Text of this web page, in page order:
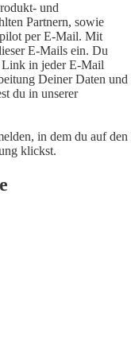
und
Partnern, sowie
per E-Mail. Mit
E-Mails ein. Du
Link in jeder E-Mail
Deiner Daten und
du in unserer
in dem du auf den
klickst.